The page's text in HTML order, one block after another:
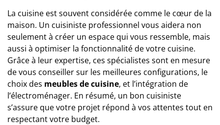
La cuisine est souvent considérée comme le cœur de la
maison. Un cuisiniste professionnel vous aidera non
seulement à créer un espace qui vous ressemble, mais
aussi à optimiser la fonctionnalité de votre cuisine.
Grâce à leur expertise, ces spécialistes sont en mesure
de vous conseiller sur les meilleures configurations, le
choix des meubles de cuisine, et l’intégration de
l’électroménager. En résumé, un bon cuisiniste
s’assure que votre projet répond à vos attentes tout en
respectant votre budget.